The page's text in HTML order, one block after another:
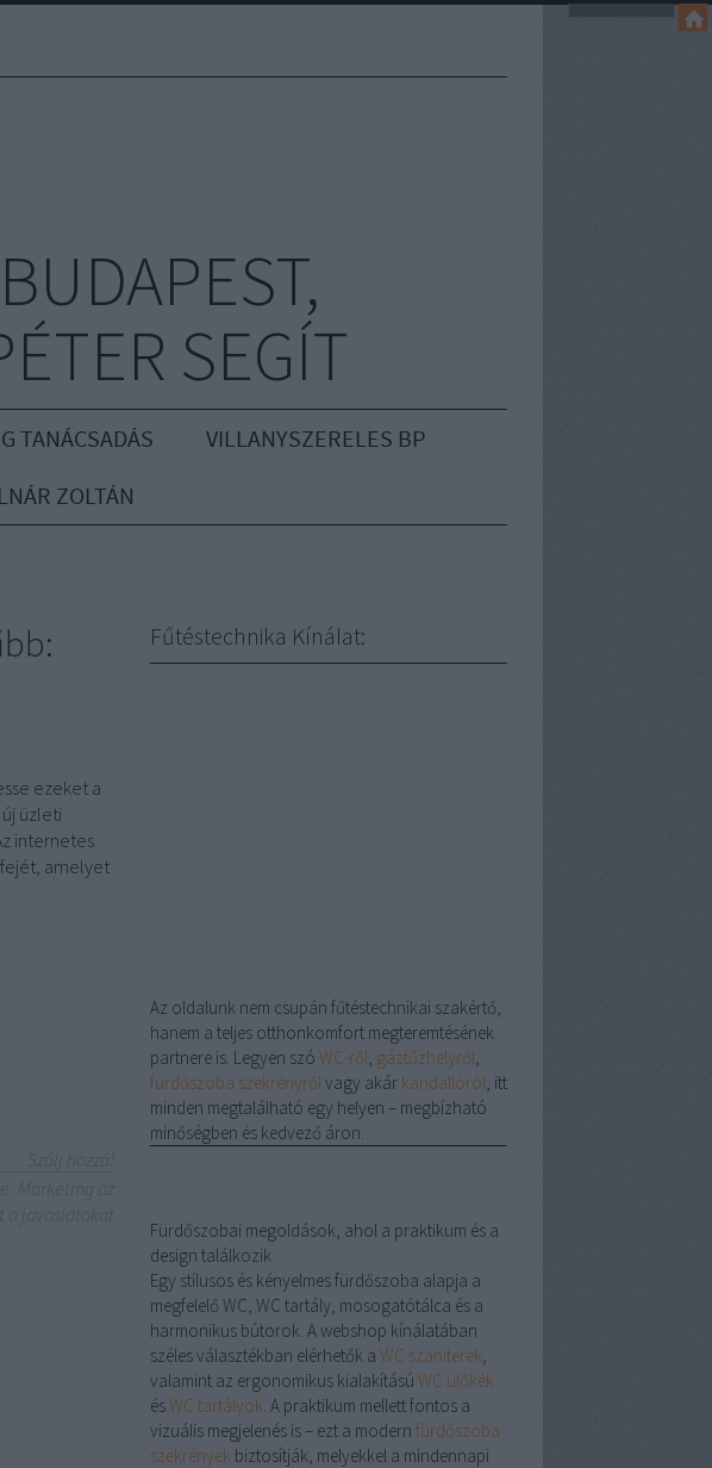
SEGÍT
TANÁCSADÁS
VILLANYSZERELES BP
ZOLTÁN
ezeket a
üzleti
internetes
amelyet
Fűtéstechnika Kínálat:
Az oldalunk nem csupán fűtéstechnikai szakértő,
hanem a teljes otthonkomfort megteremtésének
partnere is. Legyen szó WC-ről, gáztűzhelyről,
fürdőszoba szekrényrőlvagy akár kandallóról, itt
minden megtalálható egy helyen – megbízható
minőségben és kedvező áron.
Fürdőszobai megoldások, ahol a praktikum és a
design találkozik
Egy stílusos és kényelmes fürdőszoba alapja a
megfelelő WC, WC tartály, mosogatótálca és a
harmonikus bútorok. A webshop kínálatában
széles választékban elérhetők a WC szaniterek,
valamint az ergonomikus kialakítású WC ülőkék
ésWC tartályok. A praktikum mellett fontos a
vizuális megjelenés is – ezt a modern fürdőszoba
szekrények biztosítják, melyekkel a mindennapi